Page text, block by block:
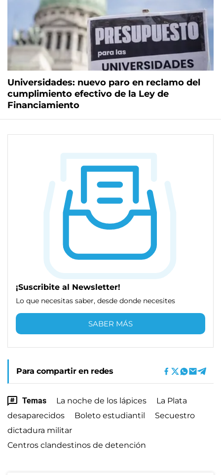
Universidades: nuevo paro en reclamo del
cumplimiento efectivo de la Ley de
Financiamiento
¡Suscribite al Newsletter!
Lo que necesitas saber, desde donde necesites
SABER MÁS
Para compartir en redes
Temas La noche de los lápices
La Plata
desaparecidos
Boleto estudiantil
Secuestro
dictadura militar
Centros clandestinos de detención